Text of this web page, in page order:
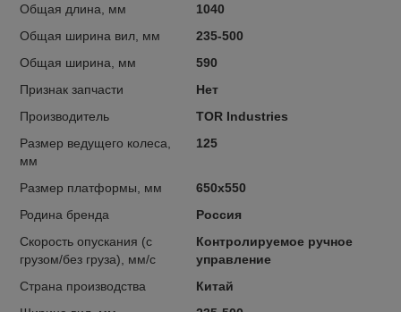
Общая длина, мм
1040
Общая ширина вил, мм
235-500
Общая ширина, мм
590
Признак запчасти
Нет
Производитель
TOR Industries
Размер ведущего колеса,
мм
125
Размер платформы, мм
650х550
Родина бренда
Россия
Скорость опускания (с
грузом/без груза), мм/с
Контролируемое ручное
управление
Страна производства
Китай